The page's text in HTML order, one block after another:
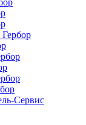
Сервис